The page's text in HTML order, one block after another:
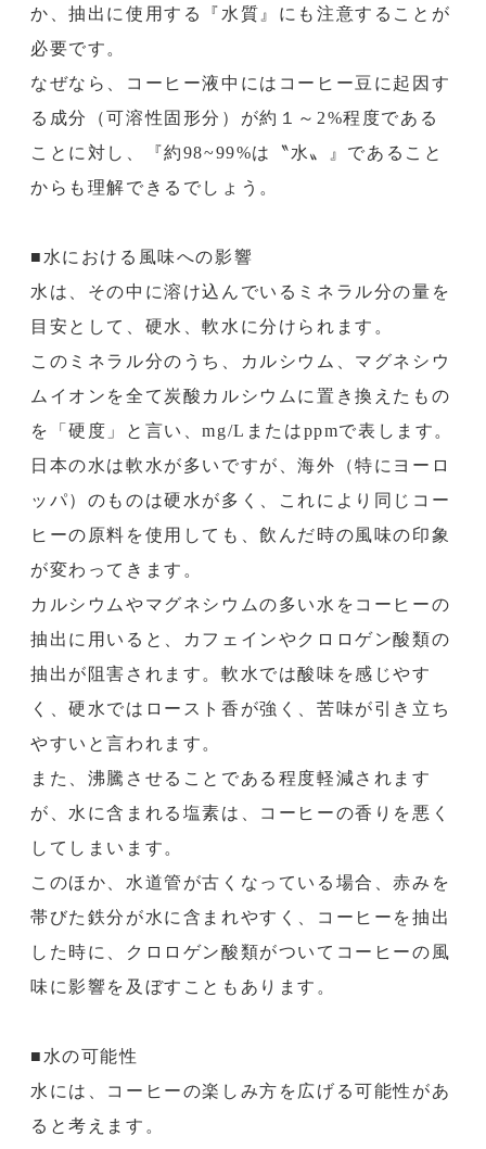
か、抽出に使用する『水質』にも注意することが
必要です。
なぜなら、コーヒー液中にはコーヒー豆に起因す
る成分（可溶性固形分）が約１～2%程度である
ことに対し、『約98~99%は〝水〟』であること
からも理解できるでしょう。
■水における風味への影響
水は、その中に溶け込んでいるミネラル分の量を
目安として、硬水、軟水に分けられます。
このミネラル分のうち、カルシウム、マグネシウ
ムイオンを全て炭酸カルシウムに置き換えたもの
を「硬度」と言い、mg/Lまたはppmで表します。
日本の水は軟水が多いですが、海外（特にヨーロ
ッパ）のものは硬水が多く、これにより同じコー
ヒーの原料を使用しても、飲んだ時の風味の印象
が変わってきます。
カルシウムやマグネシウムの多い水をコーヒーの
抽出に用いると、カフェインやクロロゲン酸類の
抽出が阻害されます。軟水では酸味を感じやす
く、硬水ではロースト香が強く、苦味が引き立ち
やすいと言われます。
また、沸騰させることである程度軽減されます
が、水に含まれる塩素は、コーヒーの香りを悪く
してしまいます。
このほか、水道管が古くなっている場合、赤みを
帯びた鉄分が水に含まれやすく、コーヒーを抽出
した時に、クロロゲン酸類がついてコーヒーの風
味に影響を及ぼすこともあります。
■水の可能性
水には、コーヒーの楽しみ方を広げる可能性があ
ると考えます。